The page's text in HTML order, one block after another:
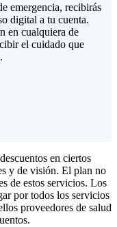
emergencia, recibirás
digital a tu cuenta.
en cualquiera de
el cuidado que
en ciertos
y de visión. El plan no
de estos servicios. Los
por todos los servicios
proveedores de salud